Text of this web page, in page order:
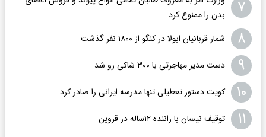
۷
بدن را ممنوع کرد
۸ شمار قربانیان ابولا در کنگو از ۱۸۰۰ نفر گذشت
۹ دست مدیر مهاجرتی با ۳۰۰ شاکی رو شد
۱۰ کویت دستور تعطیلی تنها مدرسه ایرانی را صادر کرد
۱۱ توقیف نیسان با راننده ۱۲ساله در قزوین